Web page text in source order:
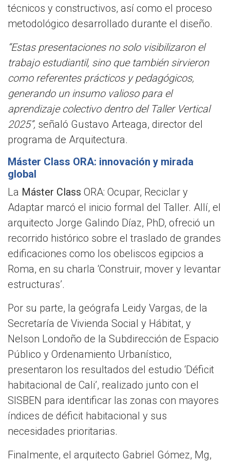
técnicos y constructivos, así como el proceso
metodológico desarrollado durante el diseño.
“Estas presentaciones no solo visibilizaron el
trabajo estudiantil, sino que también sirvieron
como referentes prácticos y pedagógicos,
generando un insumo valioso para el
aprendizaje colectivo dentro del Taller Vertical
2025”, señaló Gustavo Arteaga, director del
programa de Arquitectura.
Máster Class ORA: innovación y mirada
global
La Máster Class ORA: Ocupar, Reciclar y
Adaptar marcó el inicio formal del Taller. Allí, el
arquitecto Jorge Galindo Díaz, PhD, ofreció un
recorrido histórico sobre el traslado de grandes
edificaciones como los obeliscos egipcios a
Roma, en su charla ‘Construir, mover y levantar
estructuras’.
Por su parte, la geógrafa Leidy Vargas, de la
Secretaría de Vivienda Social y Hábitat, y
Nelson Londoño de la Subdirección de Espacio
Público y Ordenamiento Urbanístico,
presentaron los resultados del estudio ‘Déficit
habitacional de Cali’, realizado junto con el
SISBEN para identificar las zonas con mayores
índices de déficit habitacional y sus
necesidades prioritarias.
Finalmente, el arquitecto Gabriel Gómez, Mg,